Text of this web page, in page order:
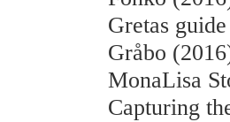
Gretas
Gråbo
MonaLisa
Capturing